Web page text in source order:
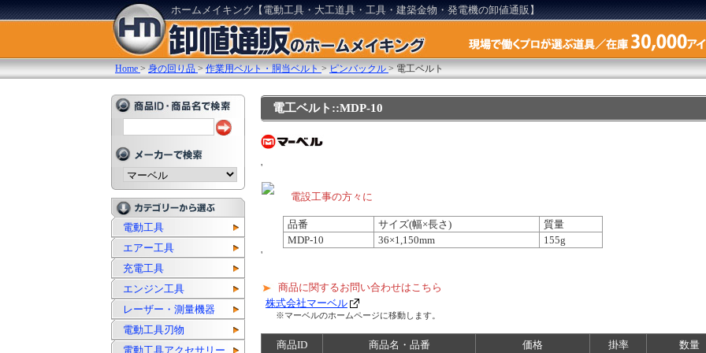
ホームメイキング【電動工具・大工道具・工具・建築金物・発電機の卸値通販】
Home >身の回り品 >作業用ベルト・胴当ベルト >ピンバックル >電工ベルト
電動工具
エアー工具
充電工具
エンジン工具
レーザー・測量機器
電動工具刃物
電動工具アクセサリー
電工ベルト::MDP-10
'
電設工事の方々に
品番 サイズ(幅×長さ)
質量
MDP-10
36×1,150mm
155g
'
商品に関するお問い合わせはこちら
株式会社マーベル
※マーベルのホームページに移動します。
商品ID 商品名・品番 価格 掛率 数量